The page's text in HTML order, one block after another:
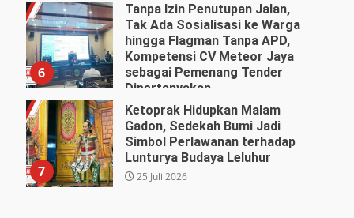
6
Tanpa Izin Penutupan Jalan,
Tak Ada Sosialisasi ke Warga
hingga Flagman Tanpa APD,
Kompetensi CV Meteor Jaya
sebagai Pemenang Tender
Dipertanyakan
27 Juli 2026
7
Ketoprak Hidupkan Malam
Gadon, Sedekah Bumi Jadi
Simbol Perlawanan terhadap
Lunturya Budaya Leluhur
25 Juli 2026